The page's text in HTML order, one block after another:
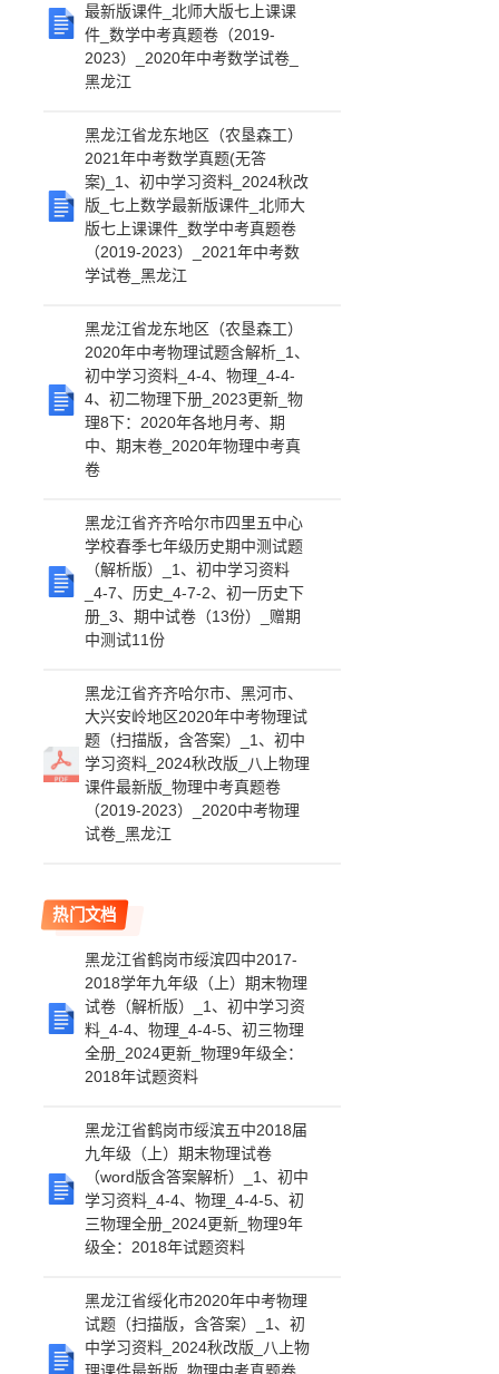
最新版课件_北师大版七上课课
件_数学中考真题卷（2019-
2023）_2020年中考数学试卷_
黑龙江
黑龙江省龙东地区（农垦森工）
2021年中考数学真题(无答
案)_1、初中学习资料_2024秋改
版_七上数学最新版课件_北师大
版七上课课件_数学中考真题卷
（2019-2023）_2021年中考数
学试卷_黑龙江
黑龙江省龙东地区（农垦森工）
2020年中考物理试题含解析_1、
初中学习资料_4-4、物理_4-4-
4、初二物理下册_2023更新_物
理8下：2020年各地月考、期
中、期末卷_2020年物理中考真
卷
黑龙江省齐齐哈尔市四里五中心
学校春季七年级历史期中测试题
（解析版）_1、初中学习资料
_4-7、历史_4-7-2、初一历史下
册_3、期中试卷（13份）_赠期
中测试11份
黑龙江省齐齐哈尔市、黑河市、
大兴安岭地区2020年中考物理试
题（扫描版，含答案）_1、初中
学习资料_2024秋改版_八上物理
课件最新版_物理中考真题卷
（2019-2023）_2020中考物理
试卷_黑龙江
热门文档
黑龙江省鹤岗市绥滨四中2017-
2018学年九年级（上）期末物理
试卷（解析版）_1、初中学习资
料_4-4、物理_4-4-5、初三物理
全册_2024更新_物理9年级全：
2018年试题资料
黑龙江省鹤岗市绥滨五中2018届
九年级（上）期末物理试卷
（word版含答案解析）_1、初中
学习资料_4-4、物理_4-4-5、初
三物理全册_2024更新_物理9年
级全：2018年试题资料
黑龙江省绥化市2020年中考物理
试题（扫描版，含答案）_1、初
中学习资料_2024秋改版_八上物